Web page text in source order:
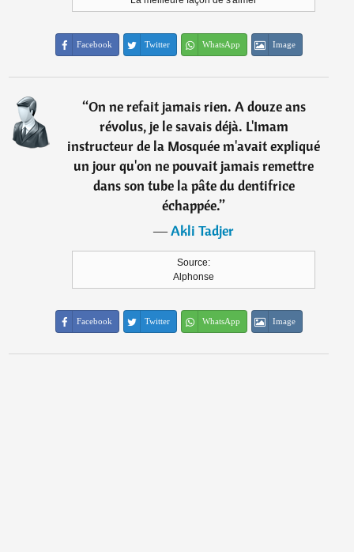
Facebook Twitter WhatsApp Image
“On ne refait jamais rien. A douze ans
révolus, je le savais déjà. L'Imam
instructeur de la Mosquée m'avait expliqué
un jour qu'on ne pouvait jamais remettre
dans son tube la pâte du dentifrice
échappée.”
―Akli Tadjer
Source:
Alphonse
Facebook Twitter WhatsApp Image